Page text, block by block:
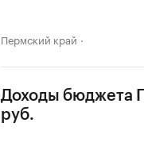
Пермский край
Доходы бюджета
руб.